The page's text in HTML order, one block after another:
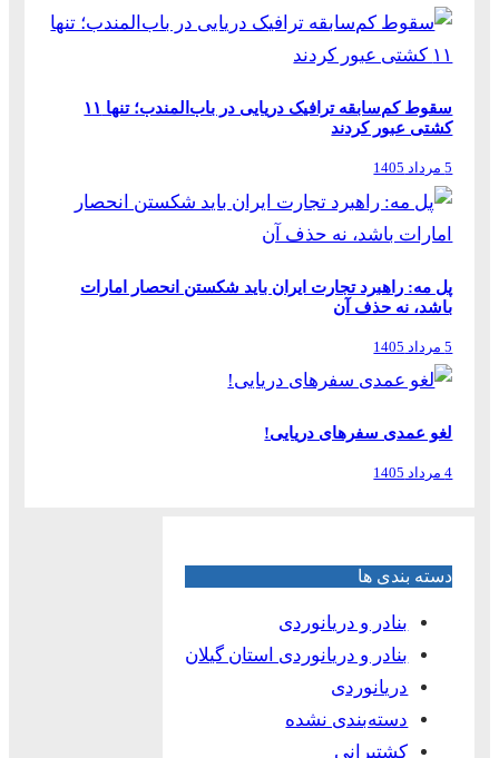
سقوط کم‌سابقه ترافیک دریایی در باب‌المندب؛ تنها ۱۱
کشتی عبور کردند
5 مرداد 1405
پل مه: راهبرد تجارت ایران باید شکستن انحصار امارات
باشد، نه حذف آن
5 مرداد 1405
لغو عمدی سفرهای دریایی!
4 مرداد 1405
دسته بندی ها
بنادر و دریانوردی
بنادر و دریانوردی استان گیلان
دریانوردی
دسته‌بندی نشده
کشتیرانی